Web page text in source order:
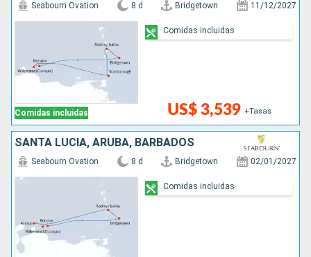
Comidas incluidas
Seabourn Ovation 8 d Bridgetown 11/12/2027
US$ 3,539 +Tasas
Comidas incluidas
SANTA LUCIA, ARUBA, BARBADOS
Seabourn Ovation 8 d Bridgetown 02/01/2027
Comidas incluidas